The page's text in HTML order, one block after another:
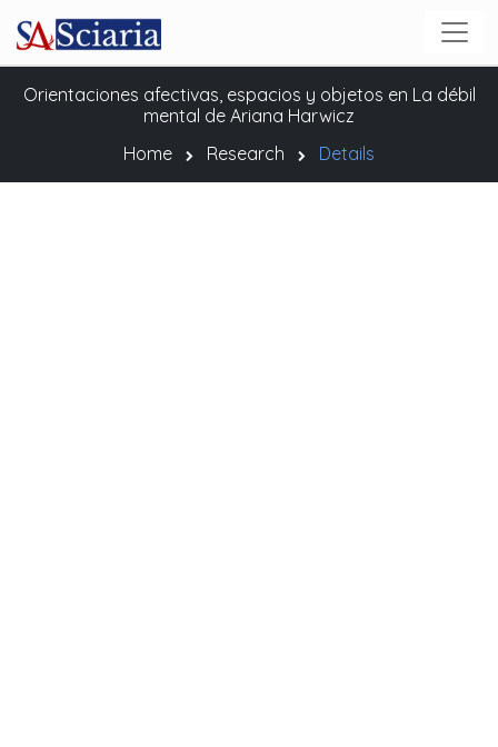
Orientaciones afectivas, espacios y objetos en La débil
mental de Ariana Harwicz
Home
Research Details